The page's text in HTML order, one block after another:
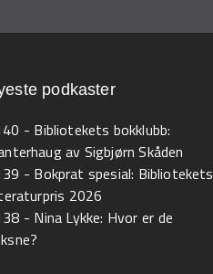
podkaster
- Bibliotekets bokklubb:
av Sigbjørn Skåden
- Bokprat spesial: Bibliotekets
2026
- Nina Lykke: Hvor er de